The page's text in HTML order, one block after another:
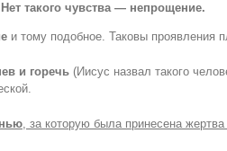
такого чувства — непрощение.
и тому подобное. Таковы проявления
и горечь(Иисус назвал такого
, за которую была принесена